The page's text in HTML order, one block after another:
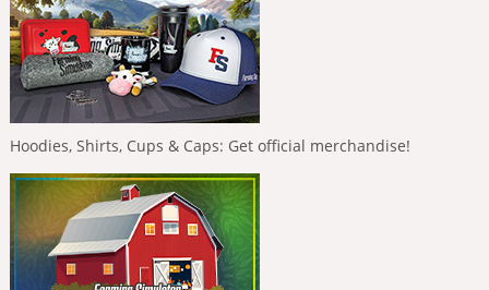
Hoodies, Shirts, Cups & Caps: Get official merchandise!